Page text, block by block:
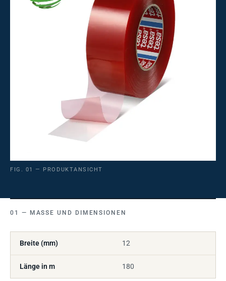
FIG. 01 — PRODUKTANSICHT
MASSE UND DIMENSIONEN
Breite (mm) 12
Länge in m 180